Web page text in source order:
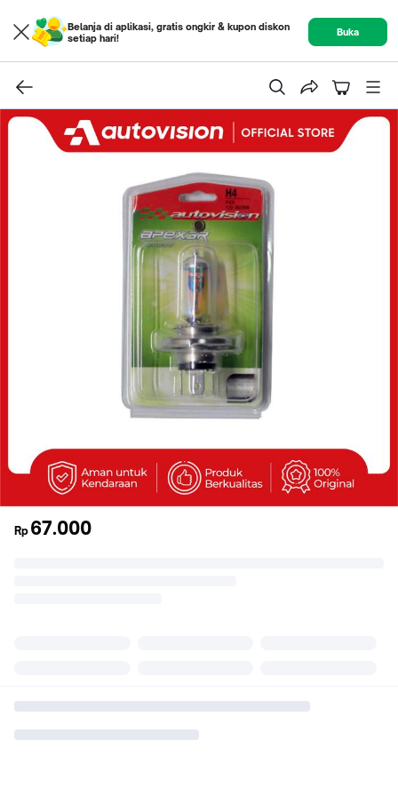
Belanja di aplikasi, gratis ongkir & kupon diskon
setiap hari!
Buka
Rp 67.000